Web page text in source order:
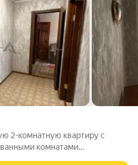
2-комнатную квартиру с
комнатами